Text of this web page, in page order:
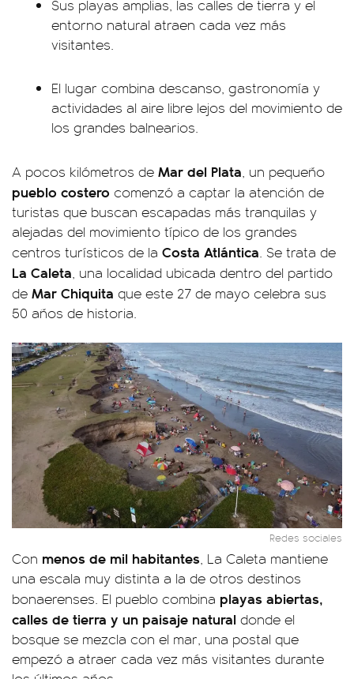
Sus playas amplias, las calles de tierra y el
entorno natural atraen cada vez más
visitantes.
El lugar combina descanso, gastronomía y
actividades al aire libre lejos del movimiento de
los grandes balnearios.
A pocos kilómetros de Mar del Plata, un pequeño
pueblo costero comenzó a captar la atención de
turistas que buscan escapadas más tranquilas y
alejadas del movimiento típico de los grandes
centros turísticos de la Costa Atlántica. Se trata de
La Caleta, una localidad ubicada dentro del partido
de Mar Chiquita que este 27 de mayo celebra sus
50 años de historia.
Redes sociales
Con menos de mil habitantes, La Caleta mantiene
una escala muy distinta a la de otros destinos
bonaerenses. El pueblo combina playas abiertas,
calles de tierra y un paisaje natural donde el
bosque se mezcla con el mar, una postal que
empezó a atraer cada vez más visitantes durante